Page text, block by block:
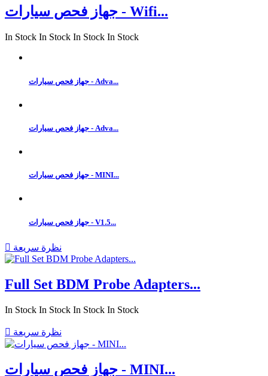
جهاز فحص سيارات - Wifi...
In Stock In Stock In Stock In Stock
جهاز فحص سيارات - Adva...
جهاز فحص سيارات - Adva...
جهاز فحص سيارات - MINI...
جهاز فحص سيارات - V1.5...
 نظرة سريعة
Full Set BDM Probe Adapters...
In Stock In Stock In Stock In Stock
 نظرة سريعة
جهاز فحص سيارات - MINI...